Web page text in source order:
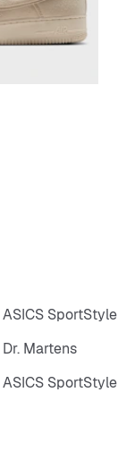
ASICS SportStyle
Dr. Martens
ASICS SportStyle